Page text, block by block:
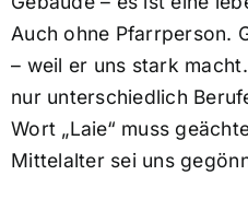
Auch ohne Pfarrperson.
– weil er uns stark
nur unterschiedlich
Wort „Laie“ muss
Mittelalter sei uns